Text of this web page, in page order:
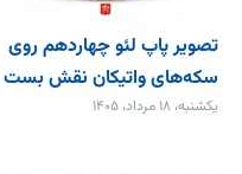
تصویر پاپ لئو چهاردهم روی
سکه‌های واتیکان نقش بست
یکشنبه، ۱۸ مرداد، ۱۴۰۵